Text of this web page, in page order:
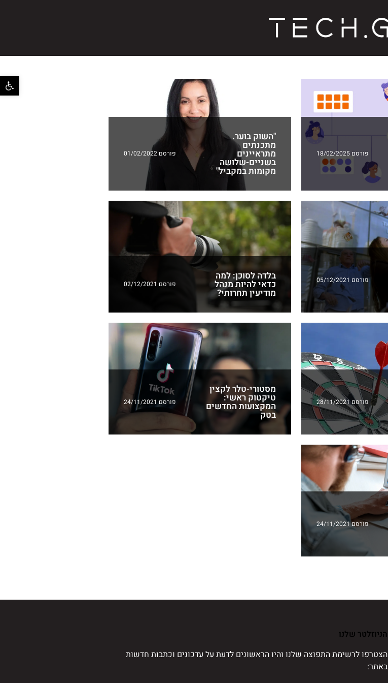
פתח
פורסם 18/02/2025
"השוק בוער.
מתכנתים
מתראיינים
בשניים-שלושה
מקומות במקביל"
פורסם 01/02/2022
פורסם 05/12/2021 בלדה לסוכן: למה
כדאי להיות מנהל
מודיעין תחרותי?
פורסם 02/12/2021
פורסם 28/11/2021
מסטורי-טלר לקצין
טיקטוק ראשי:
המקצועות החדשים
בטק
פורסם 24/11/2021
פורסם 24/11/2021
הניוזלטר שלנו
הצטרפו לרשימת התפוצה שלנו והיו הראשונים לדעת על עדכונים וכתבות חדשות
באתר: